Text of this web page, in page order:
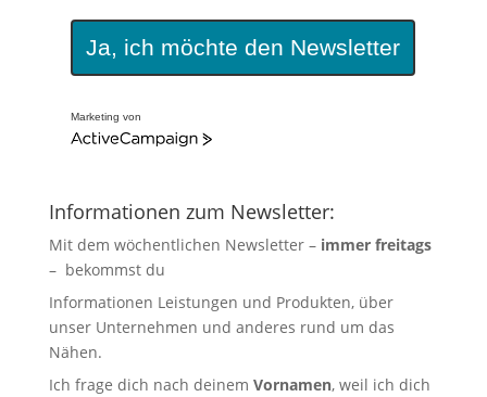
Ja, ich möchte den Newsletter
Marketing von
Informationen zum Newsletter:
Mit dem wöchentlichen Newsletter – immer freitags
– bekommst du
Informationen Leistungen und Produkten, über
unser Unternehmen und anderes rund um das
Nähen.
Ich frage dich nach deinem Vornamen, weil ich dich